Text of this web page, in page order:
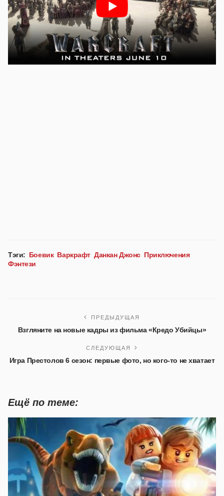
Тэги: Боевик Варкрафт Данкан Джонс Приключения
Фэнтези
ПРЕДЫДУЩАЯ
Взгляните на новые кадры из фильма «Кредо Убийцы»
СЛЕДУЮЩАЯ
Игра Престолов 6 сезон: первые фото, но кого-то не хватает
Ещё по теме: